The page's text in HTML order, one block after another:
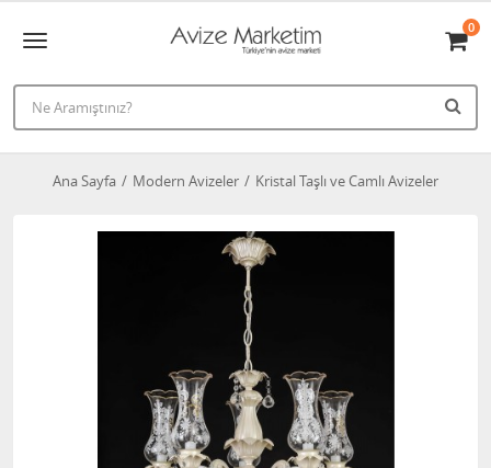
0
Ana Sayfa Modern Avizeler Kristal Taşlı ve Camlı Avizeler